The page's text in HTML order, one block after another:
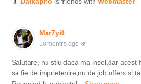
Mar7yi6
10 months ago
Salutare, nu stiu daca ma insel,dar acest
sa fie de imprietenire,nu de job offers si